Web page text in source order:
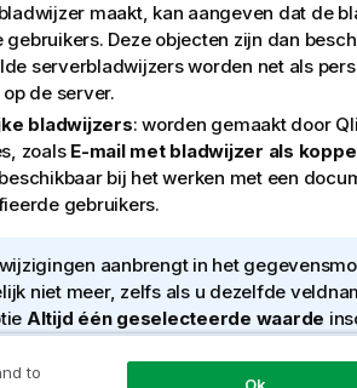
maakt, kan aangeven dat de
gebruikers. Deze objecten zijn dan
serverbladwijzers worden net als
de server.
bladwijzers: worden gemaakt door
zoals E-mail met bladwijzer als
bij het werken met een
gebruikers.
aanbrengt in het
niet meer, zelfs als u dezelfde
Altijd één geselecteerde waarde
to